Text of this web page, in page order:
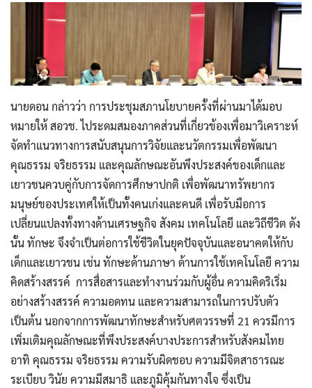
นายดอน กล่าวว่า การประชุมสภานโยบายครั้งที่ผ่านมาได้มอบ
หมายให้ สอวช. ไประดมสมองภาคส่วนที่เกี่ยวข้องเพื่อมาวิเคราะห์
จัดทำแนวทางการสนับสนุนการวิจัยและนวัตกรรมเพื่อพัฒนา
คุณธรรม จริยธรรม และคุณลักษณะอันพึงประสงค์ของเด็กและ
เยาวชนควบคู่กับการจัดการศึกษาปกติ เพื่อพัฒนาทรัพยากร
มนุษย์ของประเทศให้เป็นทั้งคนเก่งและคนดี เพื่อรับมือการ
เปลี่ยนแปลงทั้งทางด้านเศรษฐกิจ สังคม เทคโนโลยี และวิถีชีวิต ดัง
นั้น ทักษะ จึงจำเป็นต่อการใช้ชีวิตในยุคปัจจุบันและอนาคตให้กับ
เด็กและเยาวชน เช่น ทักษะด้านภาษา ด้านการใช้เทคโนโลยี ความ
คิดสร้างสรรค์ การสื่อสารและทำงานร่วมกับผู้อื่น ความคิดริเริ่ม
อย่างสร้างสรรค์ ความอดทน และความสามารถในการปรับตัว
เป็นต้น นอกจากการพัฒนาทักษะสำหรับศตวรรษที่ 21 ควรมีการ
เพิ่มเติมคุณลักษณะที่พึงประสงค์บางประการสำหรับสังคมไทย
อาทิ คุณธรรม จริยธรรม ความรับผิดชอบ ความมีจิตสาธารณะ
ระเบียบ วินัย ความมีสมาธิ และภูมิคุ้มกันทางใจ ซึ่งเป็น